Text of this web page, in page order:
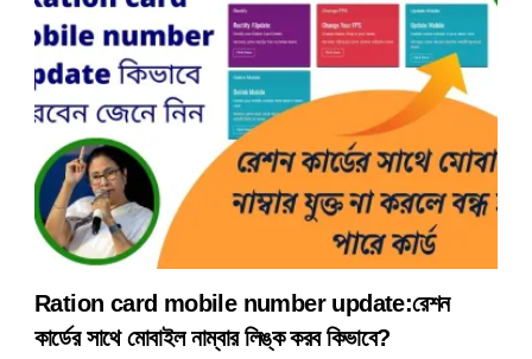
Ration card mobile number update:রেশন
কার্ডের সাথে মোবাইল নাম্বার লিঙ্ক করব কিভাবে?